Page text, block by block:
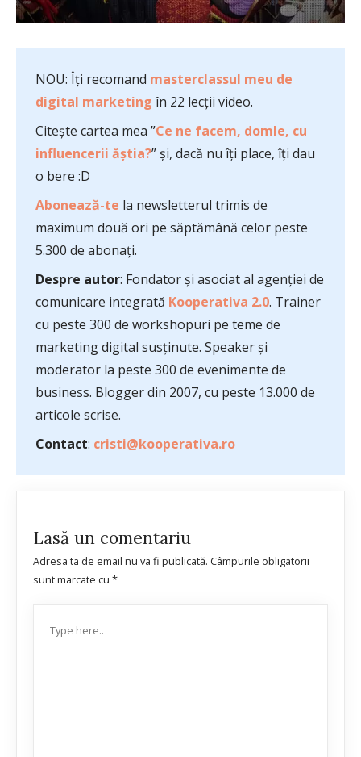
NOU: Îți recomand masterclassul meu de
digital marketing în 22 lecții video.
Citește cartea mea ”Ce ne facem, domle, cu
influencerii ăștia?” și, dacă nu îți place, îți dau
o bere :D
Abonează-te la newsletterul trimis de
maximum două ori pe săptămână celor peste
5.300 de abonați.
Despre autor: Fondator și asociat al agenției de
comunicare integrată Kooperativa 2.0. Trainer
cu peste 300 de workshopuri pe teme de
marketing digital susținute. Speaker și
moderator la peste 300 de evenimente de
business. Blogger din 2007, cu peste 13.000 de
articole scrise.
Contact: cristi@kooperativa.ro
Lasă un comentariu
Adresa ta de email nu va fi publicată. Câmpurile obligatorii
sunt marcate cu *